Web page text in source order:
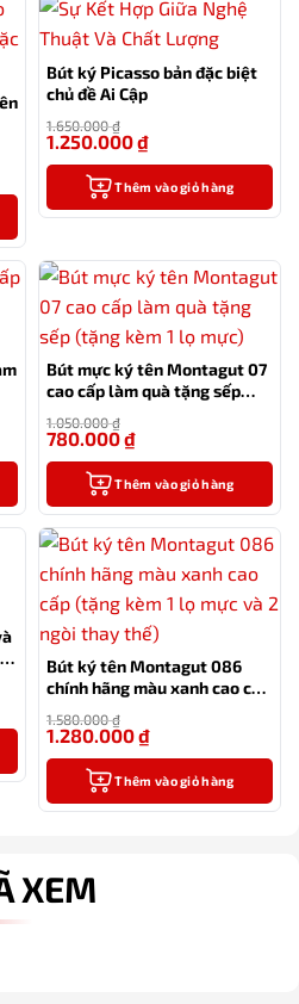
Bút ký Picasso bản đặc biệt
chủ đề Ai Cập
1.650.000₫
1.250.000₫
Thêm vào giỏ hàng
Bút mực ký tên Montagut 07
cao cấp làm quà tặng sếp
1.050.000₫
780.000₫
Thêm vào giỏ hàng
Bút ký tên Montagut 086
chính hãng màu xanh cao cấp
thay thế)
1.580.000₫
1.280.000₫
Thêm vào giỏ hàng
XEM